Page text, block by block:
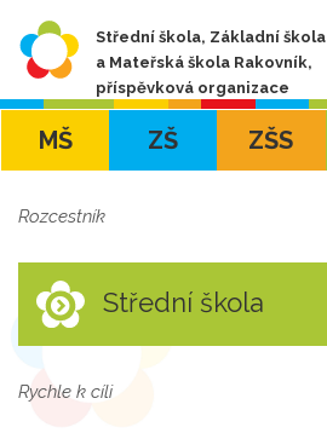
Střední škola, Základní škola
a Mateřská škola Rakovník,
příspěvková organizace
MŠ ZŠ ZŠS
Rozcestník
Střední škola
Rychle k cíli